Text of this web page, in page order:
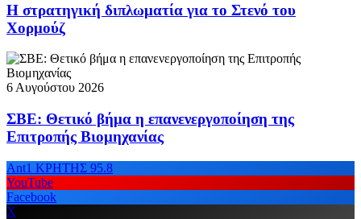
Η στρατηγική διπλωματία για το Στενό του
Χορμούζ
6 Αυγούστου 2026
ΣΒΕ: Θετικό βήμα η επανενεργοποίηση της
Επιτροπής Βιομηχανίας
Ant1 ΚΡΗΤΗΣ 95.8
YouTube
Facebook
X